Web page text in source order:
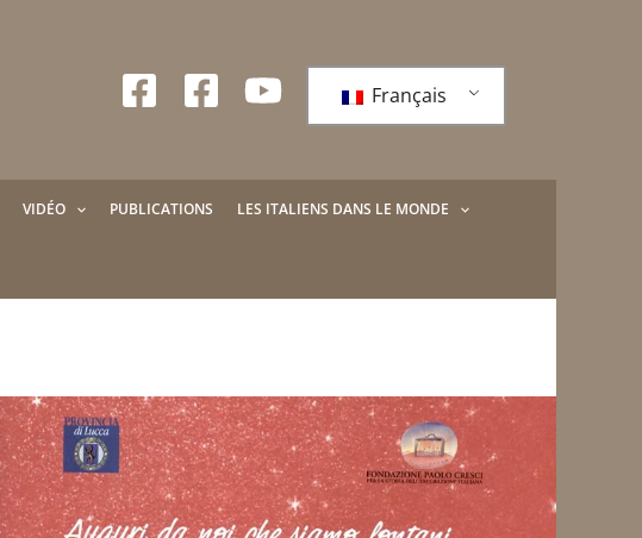
Français
VIDÉO PUBLICATIONS LES ITALIENS DANS LE MONDE